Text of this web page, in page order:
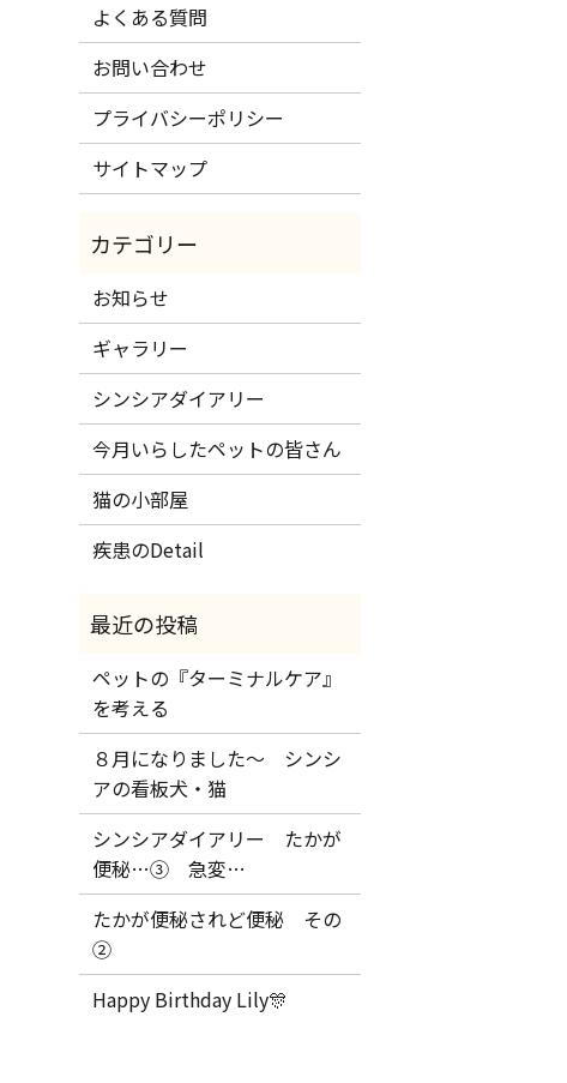
よくある質問
お問い合わせ
プライバシーポリシー
サイトマップ
お知らせ
ギャラリー
シンシアダイアリー
今月いらしたペットの皆さん
猫の小部屋
疾患のDetail
ペットの『ターミナルケア』
を考える
８月になりました～ シンシ
アの看板犬・猫
シンシアダイアリー たかが
便秘…③ 急変…
たかが便秘されど便秘 その
②
Happy Birthday Lily🎊